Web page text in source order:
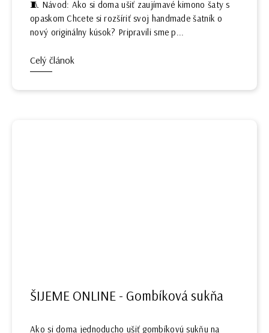
🧵 Návod: Ako si doma ušiť zaujímavé kimono šaty s
opaskom Chcete si rozšíriť svoj handmade šatník o
nový originálny kúsok? Pripravili sme p...
Celý článok
ŠIJEME ONLINE - Gombíková sukňa
Ako si doma jednoducho ušiť gombíkovú sukňu na